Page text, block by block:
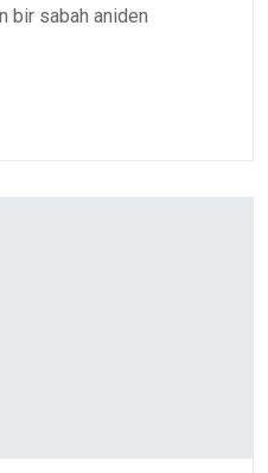
bir sabah aniden